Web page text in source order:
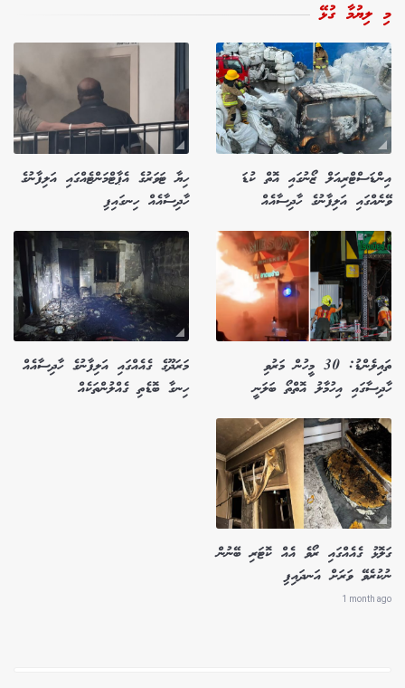
މި ލިޔުމާ ގުޅޭ
އިންޑަސްޓްރިއަލް ޒޯނުގައި އޮތް ކުޑަ
ވޭނެއްގައި އަލިފާނުގެ ހާދިސާއެއް
ހިޔާ ޓަވަރުގެ އެޕާޓްމަންޓެއްގައި އަލިފާނުގެ
ހާދިސާއެއް ހިނގައިފި
ތައިލެންޑު: 30 މީހުން މަރުވި
ހާދިސާގައި އިހުމާލު އޮތްތޯ ބަލަނީ
މަރަދޫގެ ގެއެއްގައި އަލިފާނުގެ ހާދިސާއެއް
ހިނގާ ބޮޑެތި ގެއްލުންތަކެއް
ގަލޮޅު ގެއެއްގައި ރޯވެ އެއް ކޮޓަރި ބޭނުން
ނުކުރެވޭ ވަރަށް އަނދައިފި
1 month ago